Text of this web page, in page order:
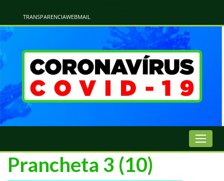
TRANSPARENCIAWEBMAIL
Prancheta 3 (10)